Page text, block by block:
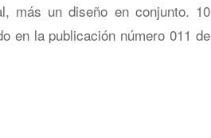
más un diseño en conjunto. 10
en la publicación número 011 de